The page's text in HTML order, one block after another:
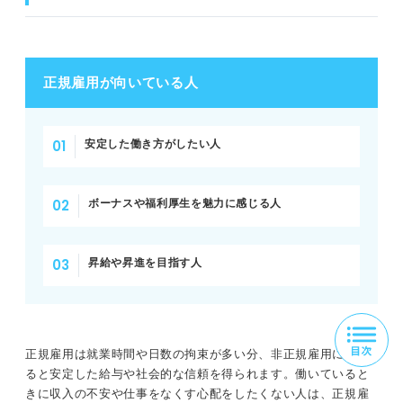
正規雇用が向いている人
安定した働き方がしたい人
ボーナスや福利厚生を魅力に感じる人
昇給や昇進を目指す人
正規雇用は就業時間や日数の拘束が多い分、非正規雇用に比べ
ると安定した給与や社会的な信頼を得られます。働いていると
きに収入の不安や仕事をなくす心配をしたくない人は、正規雇